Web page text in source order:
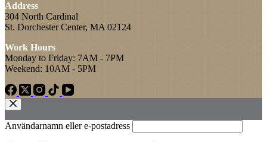
Address
304 North Cardinal
St. Dorchester Center, MA 02124
Work Hours
Monday to Friday: 7AM - 7PM
Weekend: 10AM - 5PM
Användarnamn eller e‑postadress